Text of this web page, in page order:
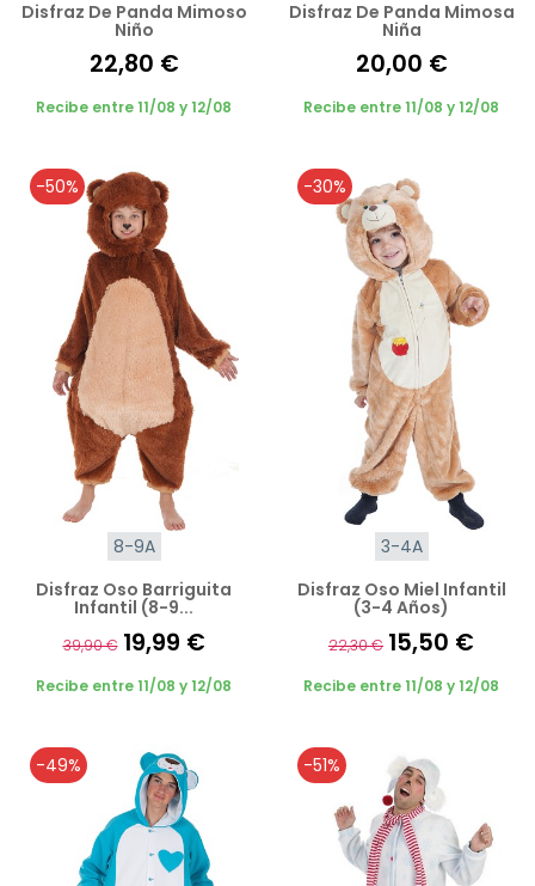
Disfraz De Panda Mimoso
Niño
22,80 €
Recibe entre 11/08 y 12/08
Disfraz De Panda Mimosa
Niña
20,00 €
Recibe entre 11/08 y 12/08
-50%
8-9A
Disfraz Oso Barriguita
Infantil (8-9...
39,90 € 19,99 €
Recibe entre 11/08 y 12/08
-30%
3-4A
Disfraz Oso Miel Infantil
(3-4 Años)
22,30 € 15,50 €
Recibe entre 11/08 y 12/08
-49% -51%